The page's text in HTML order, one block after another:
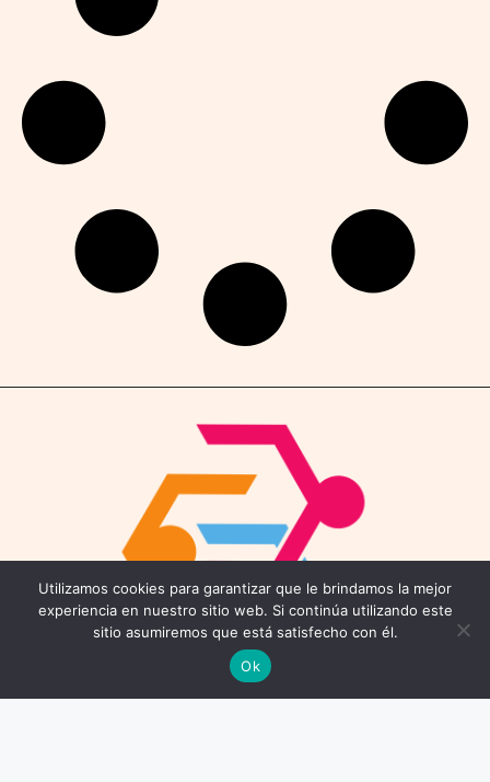
Utilizamos cookies para garantizar que le brindamos la mejor
experiencia en nuestro sitio web. Si continúa utilizando este
sitio asumiremos que está satisfecho con él.
Ok